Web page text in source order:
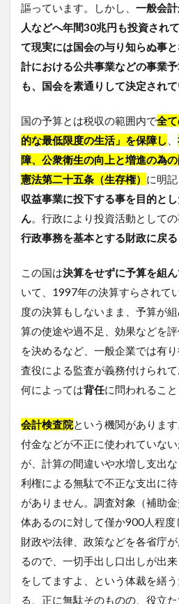
謳っています。しかし、 一般会
人などへ年間30兆円も投資され
て現実には国会の与り知らぬ事
計における公共事業などの事業
も、国会を素通りして決定され
国の予算とは税収の範囲内で全
的な最低限度の生活」を保障し
障、公衆衛生の向上と増進の為
憲法第二十五条（生存権） に明記
収益事業に投下する事を目的と
ん。行政により投資活動としての
行政事務を基本とする財政に戻る
この国は決算をせずに予算を組
いて、1997年の決算すらされて
度の決算もしないまま、予算が
算の使途や過不足、効果などを
を決めるなど、一般企業では有
査役による監査が義務付けられ
何によっては背任に問われること
会計検査院という機関がありま
付金などが不正に使われていな
が、計算の間違いや水増し支出な
利権による無駄で不正な支出に
がありません。調査対象（補助
体あるのに対して僅か900人程度
財政や法律、政策などを各省庁
るので、一切手出し口出しが出
をしてますよ、という体裁を繕
る、正に無駄そのものの、役立